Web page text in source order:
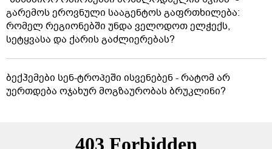
გარემოს ეროვნული სააგენტოს გაფრთხილება:
რომელ რეგიონებში უნდა ველოდოთ ელჭექს,
სეტყვასა და ქარის გაძლიერებას?
ბექჰემები სენ-ტროპეში ისვენებენ - რატომ არ
უერთდება ოჯახურ მოგზაურობას ბრუკლინი?